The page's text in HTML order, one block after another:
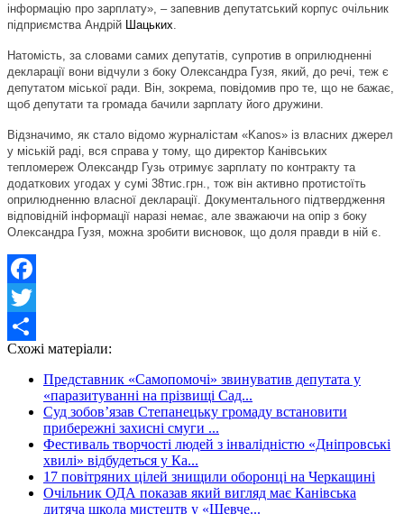
інформацію про зарплату», – запевнив депутатський корпус очільник
підприємства Андрій
Шацьких
Натомість, за словами самих депутатів, супротив в оприлюдненні
декларації вони відчули з боку Олександра Гузя, який, до речі, теж є
депутатом міської ради. Він, зокрема, повідомив про те, що не бажає,
щоб депутати та громада бачили зарплату його дружини.
Відзначимо, як стало відомо журналістам «Kanos» із власних джерел
у міській раді, вся справа у тому, що директор Канівських
тепломереж Олександр Гузь отримує зарплату по контракту та
додаткових угодах у сумі 38тис.грн., тож він активно протистоїть
оприлюдненню власної декларації. Документального підтвердження
відповідній інформації наразі немає, але зважаючи на опір з боку
Олександра Гузя, можна зробити висновок, що доля правди в ній є.
Facebook
Twitter
Share
Схожі матеріали:
Представник «Самопомочі» звинуватив депутата у
«паразитуванні на прізвищі Сад...
Суд зобов’язав Степанецьку громаду встановити
прибережні захисні смуги ...
Фестиваль творчості людей з інвалідністю «Дніпровські
хвилі» відбудеться у Ка...
17 повітряних цілей знищили оборонці на Черкащині
Очільник ОДА показав який вигляд має Канівська
дитяча школа мистецтв у «Шевче...